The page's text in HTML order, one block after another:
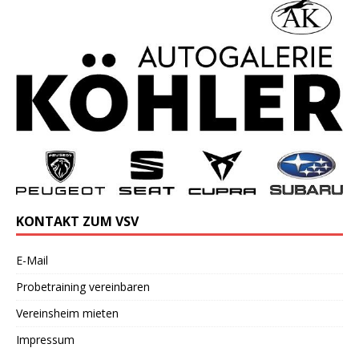
KONTAKT ZUM VSV
E-Mail
Probetraining vereinbaren
Vereinsheim mieten
Impressum